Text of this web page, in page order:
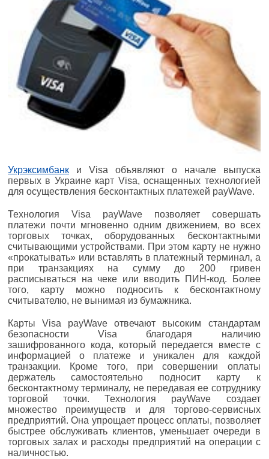
Укрэксимбанк и Visa объявляют о начале выпуска
первых в Украине карт Visa, оснащенных технологией
для осуществления бесконтактных платежей payWave.
Технология Visa payWave позволяет совершать
платежи почти мгновенно одним движением, во всех
торговых точках, оборудованных бесконтактными
считывающими устройствами. При этом карту не нужно
«прокатывать» или вставлять в платежный терминал, а
при транзакциях на сумму до 200 гривен
расписываться на чеке или вводить ПИН-код. Более
того, карту можно подносить к бесконтактному
считывателю, не вынимая из бумажника.
Карты Visa payWave отвечают высоким стандартам
безопасности Visa благодаря наличию
зашифрованного кода, который передается вместе с
информацией о платеже и уникален для каждой
транзакции. Кроме того, при совершении оплаты
держатель самостоятельно подносит карту к
бесконтактному терминалу, не передавая ее сотруднику
торговой точки. Технология payWave создает
множество преимуществ и для торгово-сервисных
предприятий. Она упрощает процесс оплаты, позволяет
быстрее обслуживать клиентов, уменьшает очереди в
торговых залах и расходы предприятий на операции с
наличностью.